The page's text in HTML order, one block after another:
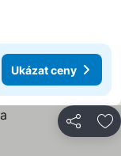
Ukázat ceny
Sdílet